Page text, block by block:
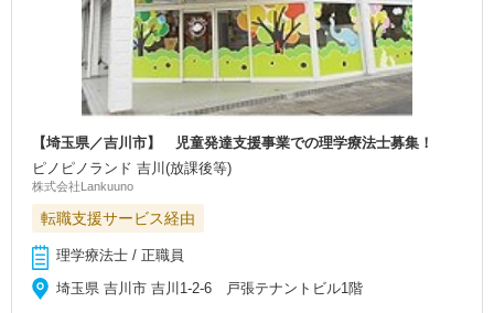
【埼玉県／吉川市】 児童発達支援事業での理学療法士募集！
ピノピノランド 吉川(放課後等)
株式会社Lankuuno
転職支援サービス経由
理学療法士 / 正職員
埼玉県 吉川市 吉川1-2-6 戸張テナントビル1階